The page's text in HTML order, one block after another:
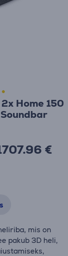
Home 150
€
mis on
pakub 3D heli,